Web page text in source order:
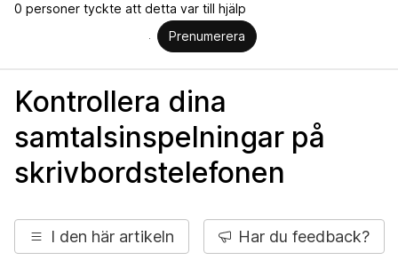
0 personer tyckte att detta var till hjälp
Prenumerera
Kontrollera dina
samtalsinspelningar på
skrivbordstelefonen
I den här artikeln Har du feedback?